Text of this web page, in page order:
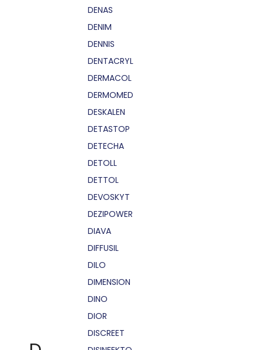
DENAS
DENIM
DENNIS
DENTACRYL
DERMACOL
DERMOMED
DESKALEN
DETASTOP
DETECHA
DETOLL
DETTOL
DEVOSKYT
DEZIPOWER
DIAVA
DIFFUSIL
DILO
DIMENSION
DINO
DIOR
DISCREET